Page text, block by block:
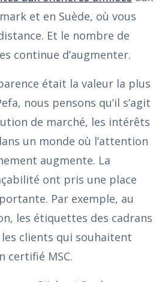
et en Suède, où vous
Et le nombre de
continue d’augmenter.
était la valeur la plus
nous pensons qu’il s’agit
de marché, les intérêts
un monde où l’attention
augmente. La
ont pris une place
Par exemple, au
les étiquettes des cadrans
clients qui souhaitent
certifié MSC.